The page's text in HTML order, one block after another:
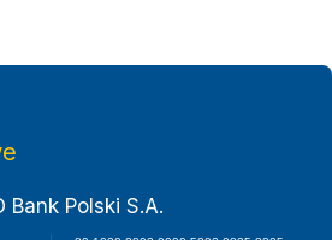
Bank Polski S.A.